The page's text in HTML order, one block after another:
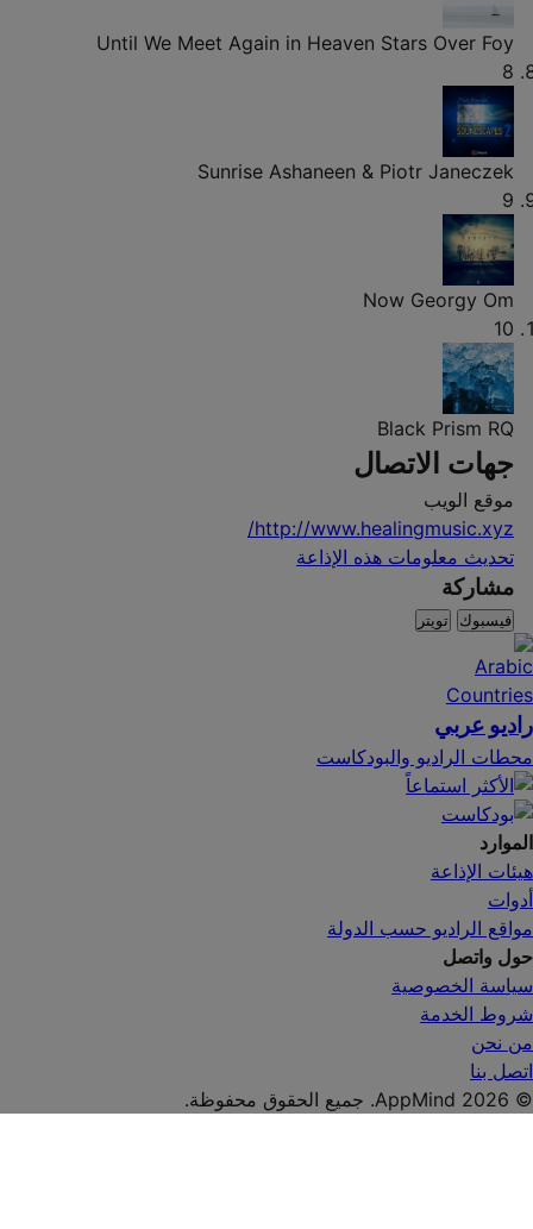
Until We Meet Again in Heaven Stars Over Foy
8
Sunrise Ashaneen & Piotr Janeczek
9
Now Georgy Om
10
Black Prism RQ
جهات الاتصال
موقع الويب
http://www.healingmusic.xyz/
تحديث معلومات هذه الإذاعة
مشاركة
فيسبوك تويتر
راديو عربي
محطات الراديو والبودكاست
الموارد
هيئات الإذاعة
أدوات
مواقع الراديو حسب الدولة
حول واتصل
سياسة الخصوصية
شروط الخدمة
من نحن
اتصل بنا
© AppMind 2026. جميع الحقوق محفوظة.